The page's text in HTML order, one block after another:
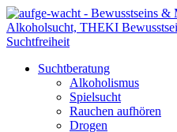
Suchtberatung
Alkoholismus
Spielsucht
Rauchen aufhören
Drogen